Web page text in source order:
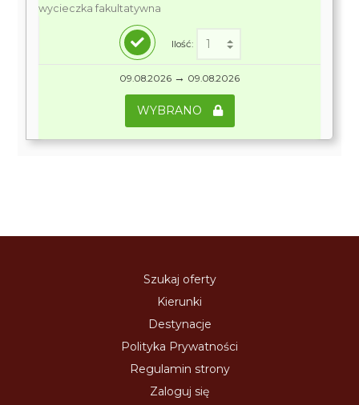
wycieczka fakultatywna
Ilość:
09.08.2026 → 09.08.2026
WYBRANO
Szukaj oferty
Kierunki
Destynacje
Polityka Prywatności
Regulamin strony
Zaloguj się